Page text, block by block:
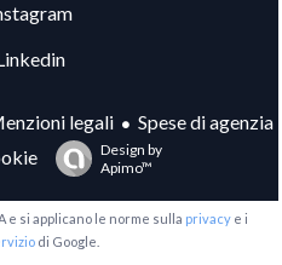
legali
Spese di agenzia
Design by
Apimo™
e si applicano le norme sulla privacy e i
di Google.